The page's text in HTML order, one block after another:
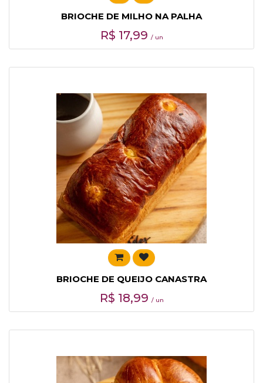
BRIOCHE DE MILHO NA PALHA
R$ 17,99 / un
BRIOCHE DE QUEIJO CANASTRA
R$ 18,99 / un